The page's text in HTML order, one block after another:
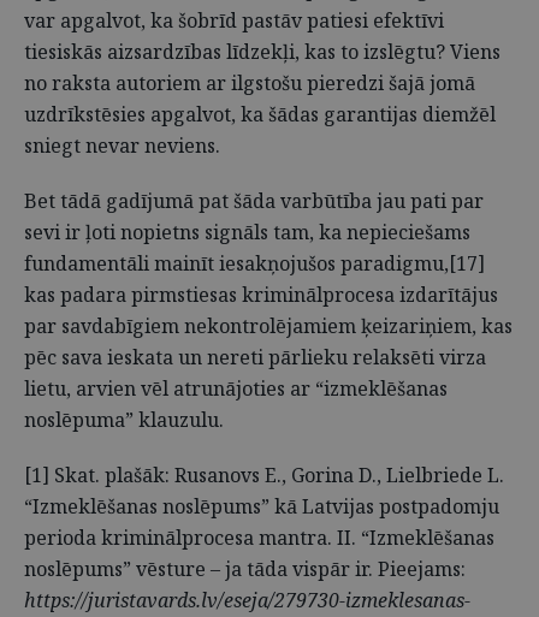
var apgalvot, ka šobrīd pastāv patiesi efektīvi
tiesiskās aizsardzības līdzekļi, kas to izslēgtu? Viens
no raksta autoriem ar ilgstošu pieredzi šajā jomā
uzdrīkstēsies apgalvot, ka šādas garantijas diemžēl
sniegt nevar neviens.
Bet tādā gadījumā pat šāda varbūtība jau pati par
sevi ir ļoti nopietns signāls tam, ka nepieciešams
fundamentāli mainīt iesakņojušos paradigmu,[17]
kas padara pirmstiesas kriminālprocesa izdarītājus
par savdabīgiem nekontrolējamiem ķeizariņiem, kas
pēc sava ieskata un nereti pārlieku relaksēti virza
lietu, arvien vēl atrunājoties ar “izmeklēšanas
noslēpuma” klauzulu.
[1] Skat. plašāk: Rusanovs E., Gorina D., Lielbriede L.
“Izmeklēšanas noslēpums” kā Latvijas postpadomju
perioda kriminālprocesa mantra. II. “Izmeklēšanas
noslēpums” vēsture – ja tāda vispār ir. Pieejams:
https://juristavards.lv/eseja/279730-izmeklesanas-